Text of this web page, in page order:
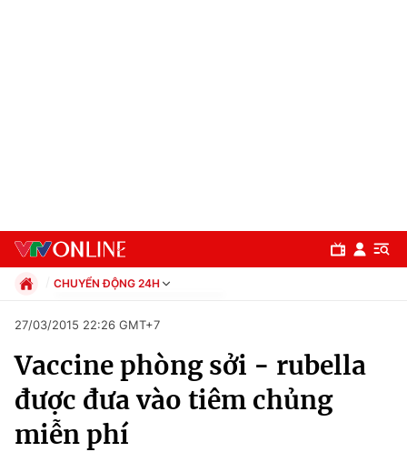
Chuyên mục
Chính trị
CHUYỂN ĐỘNG 24H
Xã hội
Pháp luật
Thể thao
Truyền hình
Văn hóa - Giải trí
27/03/2015 22:26 GMT+7
Vaccine phòng sởi - rubella
được đưa vào tiêm chủng
miễn phí